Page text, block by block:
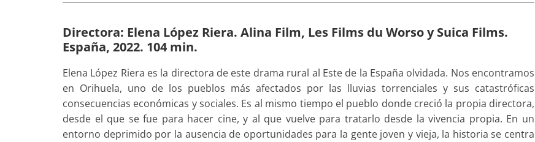
Directora: Elena López Riera. Alina Film, Les Films du Worso y Suica Films.
España, 2022. 104 min.
Elena López Riera es la directora de este drama rural al Este de la España olvidada. Nos encontramos
en Orihuela, uno de los pueblos más afectados por las lluvias torrenciales y sus catastróficas
consecuencias económicas y sociales. Es al mismo tiempo el pueblo donde creció la propia directora,
desde el que se fue para hacer cine, y al que vuelve para tratarlo desde la vivencia propia. En un
entorno deprimido por la ausencia de oportunidades para la gente joven y vieja, la historia se centra